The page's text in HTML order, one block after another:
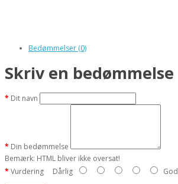
Bedømmelser (0)
Skriv en bedømmelse
Dit navn
Din bedømmelse
Bemærk: HTML bliver ikke oversat!
Vurdering Dårlig God